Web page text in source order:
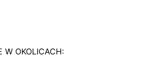
W OKOLICACH: